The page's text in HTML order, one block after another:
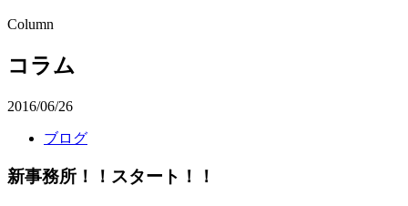
Column
コラム
2016/06/26
ブログ
新事務所！！スタート！！